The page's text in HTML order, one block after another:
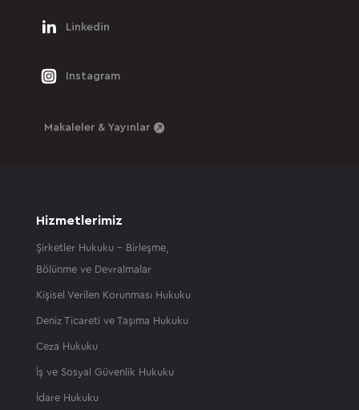
Linkedin
Instagram
Makaleler & Yayınlar
Hizmetlerimiz
Şirketler Hukuku – Birleşme,
Bölünme ve Devralmalar
Kişisel Verilen Korunması Hukuku
Deniz Ticareti ve Taşıma Hukuku
Ceza Hukuku
İş ve Sosyal Güvenlik Hukuku
İdare Hukuku